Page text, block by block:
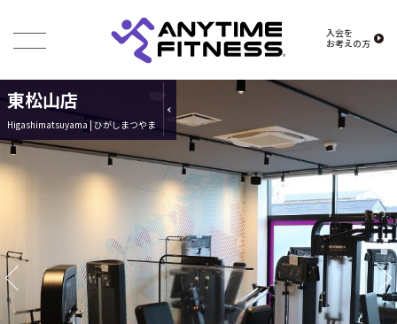
入会を
お考えの方
東松山店
Higashimatsuyama | ひがしまつやま